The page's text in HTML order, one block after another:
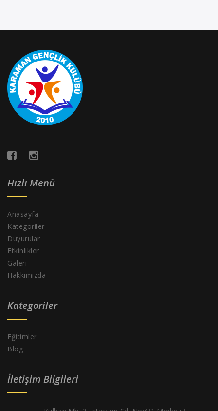
Hızlı Menü
Anasayfa
Kategoriler
Duyurular
Etkinlikler
Galeri
Hakkımızda
Kategoriler
Eğitimler
Blog
İletişim Bilgileri